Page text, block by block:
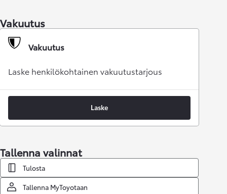
Vakuutus
Vakuutus
Laske henkilökohtainen vakuutustarjous
Laske
Tallenna valinnat
Tulosta
Tallenna MyToyotaan